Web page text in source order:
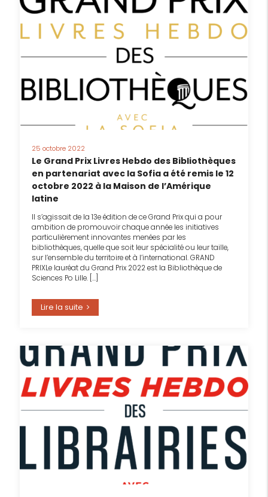
25 octobre 2022
Le Grand Prix Livres Hebdo des Bibliothèques
en partenariat avec la Sofia a été remis le 12
octobre 2022 à la Maison de l’Amérique
latine
Il s’agissait de la 13e édition de ce Grand Prix qui a pour
ambition de promouvoir chaque année les initiatives
particulièrement innovantes menées par les
bibliothèques, quelle que soit leur spécialité ou leur taille,
sur l’ensemble du territoire et à l’international. GRAND
PRIXLe lauréat du Grand Prix 2022 est la Bibliothèque de
Sciences Po Lille. […]
Lire la suite